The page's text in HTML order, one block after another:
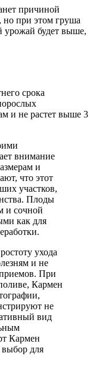
причиной
но при этом груша
урожай будет выше,
срока
и не растет выше 3
внимание
и
что этот
участков,
Плоды
и сочной
как для
ухода
и не
При
Кармен
не
вид
Кармен
выбор для